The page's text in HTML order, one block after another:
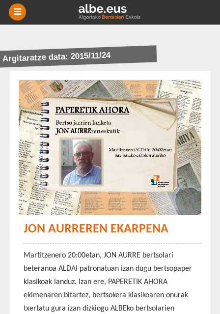
MIKRONIKAK
ESKOLAK
AGENDA
HISTORIA
BERTSOTEGIA
EUSKARA
HARREMANETARAKO
-
Argitaratze data: 2015/11/24
JON AURREREN EKARPENA
Martitzenero 20:00etan, JON AURRE bertsolari
beteranoa ALDAI patronatuan izan dugu bertsopaper
klasikoak landuz. Izan ere, PAPERETIK AHORA
ekimenaren bitartez, bertsokera klasikoaren onurak
txertatu gura izan dizkiogu ALBEko bertsolarien